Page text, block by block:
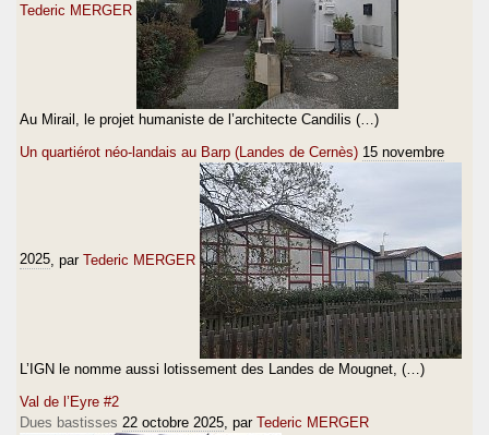
Tederic MERGER
Au Mirail, le projet humaniste de l’architecte Candilis (…)
Un quartiérot néo-landais au Barp (Landes de Cernès) 15 novembre
2025 , par Tederic MERGER
L’IGN le nomme aussi lotissement des Landes de Mougnet, (…)
Val de l’Eyre #2
Dues bastisses 22 octobre 2025 , par Tederic MERGER